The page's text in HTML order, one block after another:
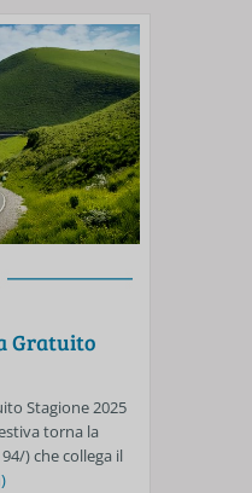
Gratuito
Stagione 2025
torna la
) che collega il